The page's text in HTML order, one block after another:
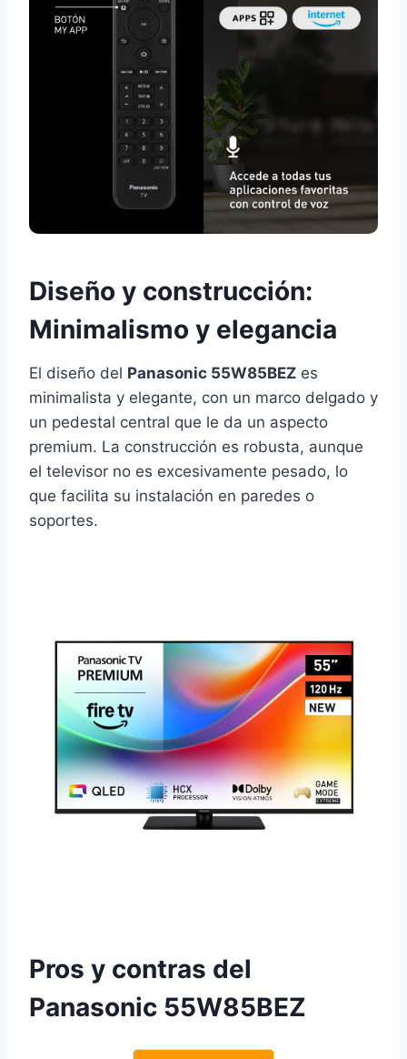
Diseño y construcción:
Minimalismo y elegancia
El diseño del Panasonic 55W85BEZ es
minimalista y elegante, con un marco delgado y
un pedestal central que le da un aspecto
premium. La construcción es robusta, aunque
el televisor no es excesivamente pesado, lo
que facilita su instalación en paredes o
soportes.
Pros y contras del
Panasonic 55W85BEZ